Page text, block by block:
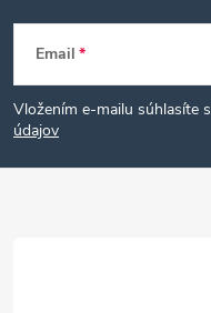
Z
á
p
Email
Vložením e-mailu súhlasíte s
údajov